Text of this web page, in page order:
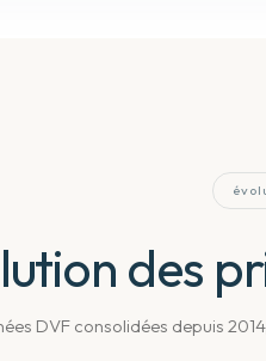
des
DVF consolidées depuis 2014